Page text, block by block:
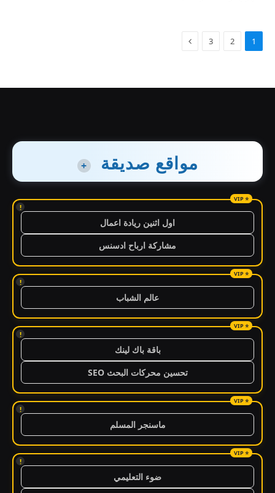
1
2
3
مواقع صديقة +
!
اول اثنين ريادة اعمال
مشاركة ارباح ادسنس
!
عالم الشباب
!
باقة باك لينك
تحسين محركات البحث SEO
!
ماسنجر المسلم
!
ضوء التعليمي